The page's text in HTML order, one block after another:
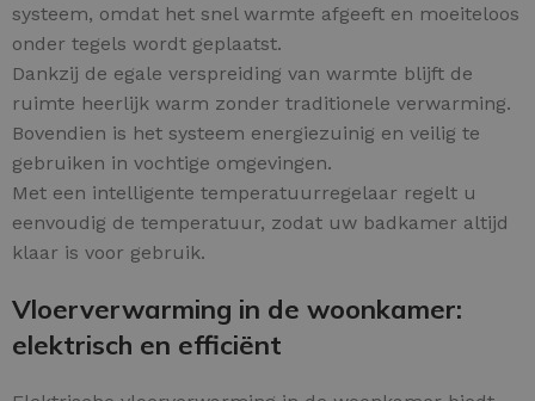
systeem, omdat het snel warmte afgeeft en moeiteloos
onder tegels wordt geplaatst.
Dankzij de egale verspreiding van warmte blijft de
ruimte heerlijk warm zonder traditionele verwarming.
Bovendien is het systeem energiezuinig en veilig te
gebruiken in vochtige omgevingen.
Met een intelligente temperatuurregelaar regelt u
eenvoudig de temperatuur, zodat uw badkamer altijd
klaar is voor gebruik.
Vloerverwarming in de woonkamer:
elektrisch en efficiënt